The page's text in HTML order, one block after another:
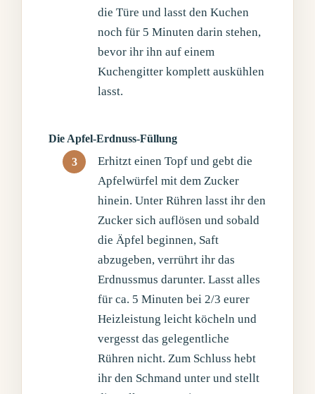
die Türe und lasst den Kuchen
noch für 5 Minuten darin stehen,
bevor ihr ihn auf einem
Kuchengitter komplett auskühlen
lasst.
Die Apfel-Erdnuss-Füllung
Erhitzt einen Topf und gebt die
Apfelwürfel mit dem Zucker
hinein. Unter Rühren lasst ihr den
Zucker sich auflösen und sobald
die Äpfel beginnen, Saft
abzugeben, verrührt ihr das
Erdnussmus darunter. Lasst alles
für ca. 5 Minuten bei 2/3 eurer
Heizleistung leicht köcheln und
vergesst das gelegentliche
Rühren nicht. Zum Schluss hebt
ihr den Schmand unter und stellt